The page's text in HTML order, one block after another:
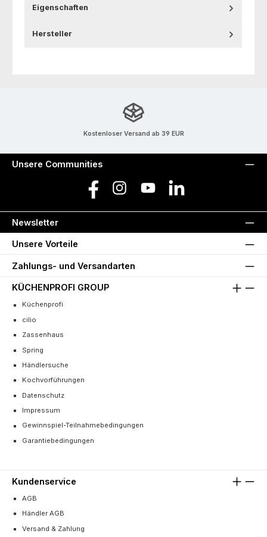
Eigenschaften
Hersteller
Kostenloser Versand ab 39 EUR
Unsere Communities
Facebook Instagram YouTube LinkedIn
Newsletter
Unsere Vorteile
Zahlungs- und Versandarten
KÜCHENPROFI GROUP
Küchenprofi
cilio
Zassenhaus
Spring
Händlersuche
Kochvorführungen
Datenschutz
Impressum
Gewinnspiel-Teilnahmebedingungen
Garantiebedingungen
Kundenservice
AGB
Händler AGB
Versand & Zahlung